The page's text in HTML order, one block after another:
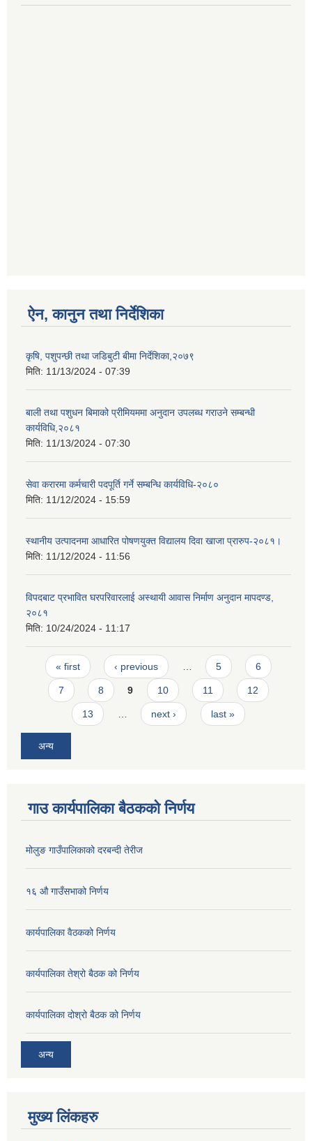
ऐन, कानुन तथा निर्देशिका
कृषि, पशुपन्छी तथा जडिबुटी बीमा निर्देशिका,२०७९
मिति: 11/13/2024 - 07:39
बाली तथा पशुधन बिमाको प्रीमियममा अनुदान उपलब्ध गराउने सम्बन्धी
कार्यविधि,२०८१
मिति: 11/13/2024 - 07:30
सेवा करारमा कर्मचारी पदपूर्ति गर्ने सम्बन्धि कार्यविधि-२०८०
मिति: 11/12/2024 - 15:59
स्थानीय उत्पादनमा आधारित पोषणयुक्त विद्यालय दिवा खाजा प्रारुप-२०८१।
मिति: 11/12/2024 - 11:56
विपदबाट प्रभावित घरपरिवारलाई अस्थायी आवास निर्माण अनुदान मापदण्ड,
२०८१
मिति: 10/24/2024 - 11:17
Pages
« first ‹ previous 5 6
7 8 9 10 11 12
13 next › last »
अन्य
गाउ कार्यपालिका बैठकको निर्णय
मोलुङ गाउँपालिकाको दरबन्दी तेरीज
१६ औ गाउँसभाको निर्णय
कार्यपालिका वैठकको निर्णय
कार्यपालिका तेश्रो बैठक को निर्णय
कार्यपालिका दोश्रो बैठक को निर्णय
अन्य
मुख्य लिंकहरु